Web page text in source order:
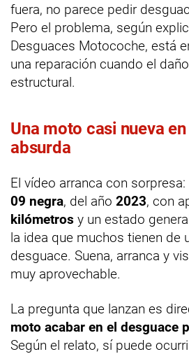
fuera, no parece pedir
Pero el problema, según
Desguaces Motocoche, está
una reparación cuando el
estructural.
Una moto casi nueva
absurda
El vídeo arranca con sorpresa:
09 negra, del año 2023, con
kilómetros y un estado
la idea que muchos tienen de
desguace. Suena, arranca y
muy aprovechable.
La pregunta que lanzan es
moto acabar en el desguace
Según el relato, sí puede